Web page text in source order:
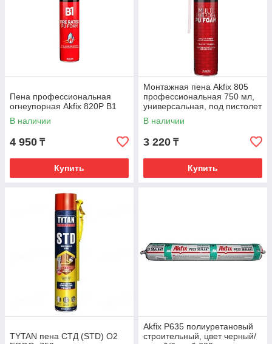
Пена профессиональная
огнеупорная Akfix 820P В1
В наличии
4 950 ₸
Купить
Монтажная пена Akfix 805
профессиональная 750 мл,
универсальная, под пистолет
В наличии
3 220 ₸
Купить
TYTAN пена СТД (STD) О2
Akfix P635 полиуретановый
строительный, цвет черный/